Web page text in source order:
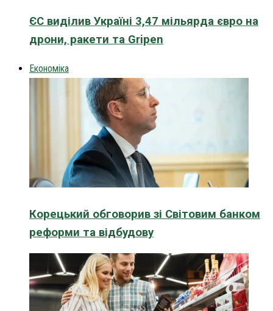
ЄС виділив Україні 3,47 мільярда євро на
дрони, ракети та Gripen
Економіка
Корецький обговорив зі Світовим банком
реформи та відбудову